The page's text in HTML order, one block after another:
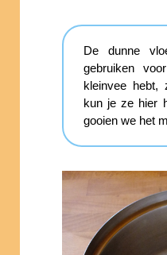
De dunne
gebruiken
kleinvee hebt,
kun je ze hier
gooien we het